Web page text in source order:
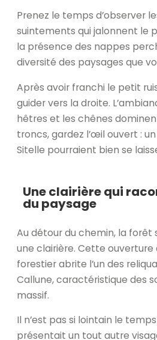
Prenez le temps d’observer
suintements qui jalonnent le
la présence des nappes
diversité des paysages que
Après avoir franchi le petit
guider vers la droite.
hêtres et les chênes
troncs, gardez l’œil ouvert :
Sitelle pourraient bien se
Une clairière qui
du paysage
Au détour du chemin, la forêt
une clairière. Cette
forestier abrite l’un des
Callune, caractéristique des
massif.
Il n’est pas si lointain le
présentait un tout autre